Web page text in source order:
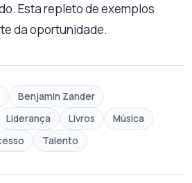
Esta repleto de exemplos
da oportunidade.
Benjamin Zander
Liderança Livros
Música
Talento